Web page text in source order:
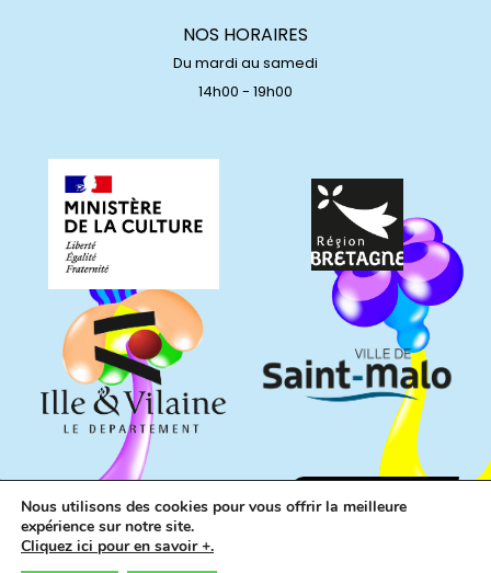
NOS HORAIRES
Du mardi au samedi
14h00 - 19h00
Nous utilisons des cookies pour vous offrir la meilleure
expérience sur notre site.
Cliquez ici pour en savoir +.